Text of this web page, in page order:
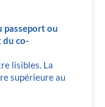
passeport ou
du co-
lisibles. La
supérieure au